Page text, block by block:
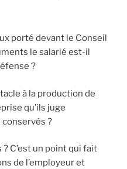
porté devant le Conseil
le salarié est-il
?
à la production de
qu’ils juge
conservés ?
C’est un point qui fait
de l’employeur et